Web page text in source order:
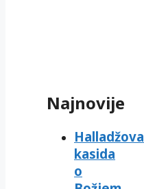
Najnovije
Halladžova
kasida
o